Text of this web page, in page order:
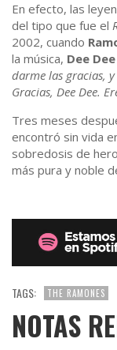
En efecto, las
del tipo que fue el
2002, cuando
la música, Dee Dee
darme las gracias,
Gracias, Dee Dee.
Tres meses
encontró sin vida
sobredosis de
más pura y noble
TAGS: THE RAMONES
NOTAS